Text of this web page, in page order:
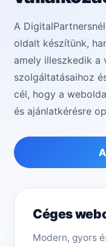
A
oldalt készítünk,
amely illeszkedik a
szolgáltatásaihoz
cél, hogy a
és ajánlatkérésre
Céges
Modern, gyors